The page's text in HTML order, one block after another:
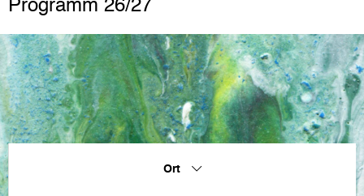
Programm 26/27
Ort